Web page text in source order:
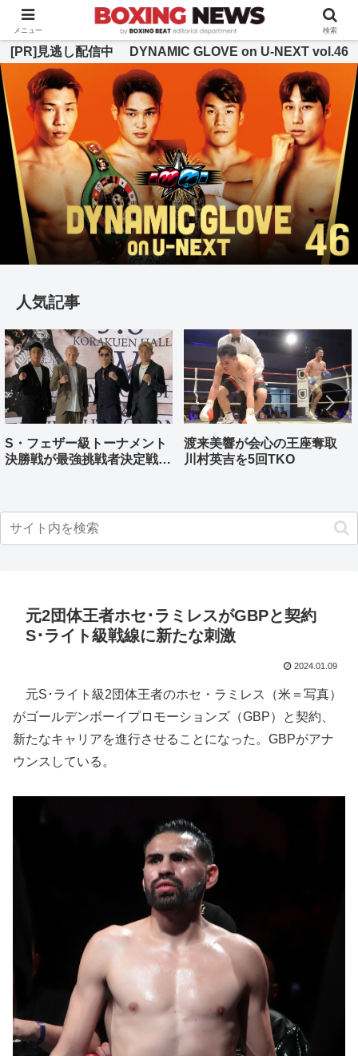
BOXING BEAT [ボクシング・ビート] 公式サイト
[PR]見逃し配信中 DYNAMIC GLOVE on U-NEXT vol.46
人気記事
S・フェザー級トーナメント
決勝戦が最強挑戦者決定戦兼
渡来美響が会心の王座奪取
川村英吉を5回TKO
元2団体王者ホセ･ラミレスがGBPと契約
S･ライト級戦線に新たな刺激
2024.01.09
元S･ライト級2団体王者のホセ・ラミレス（米＝写真）
がゴールデンボーイプロモーションズ（GBP）と契約、
新たなキャリアを進行させることになった。GBPがアナ
ウンスしている。
メニュー 検索